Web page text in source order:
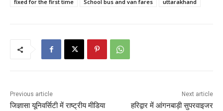
o
n
fixed for the first time
School bus and van fares uttarakhand
Previous article
जिज्ञासा यूनिवर्सिटी में राष्ट्रीय मीडिया
Next article
हरिद्वार में आंगनबाड़ी सुपरवाइजर